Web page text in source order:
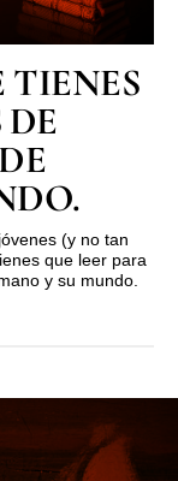
TIENES
(y no tan
que leer para
y su mundo.